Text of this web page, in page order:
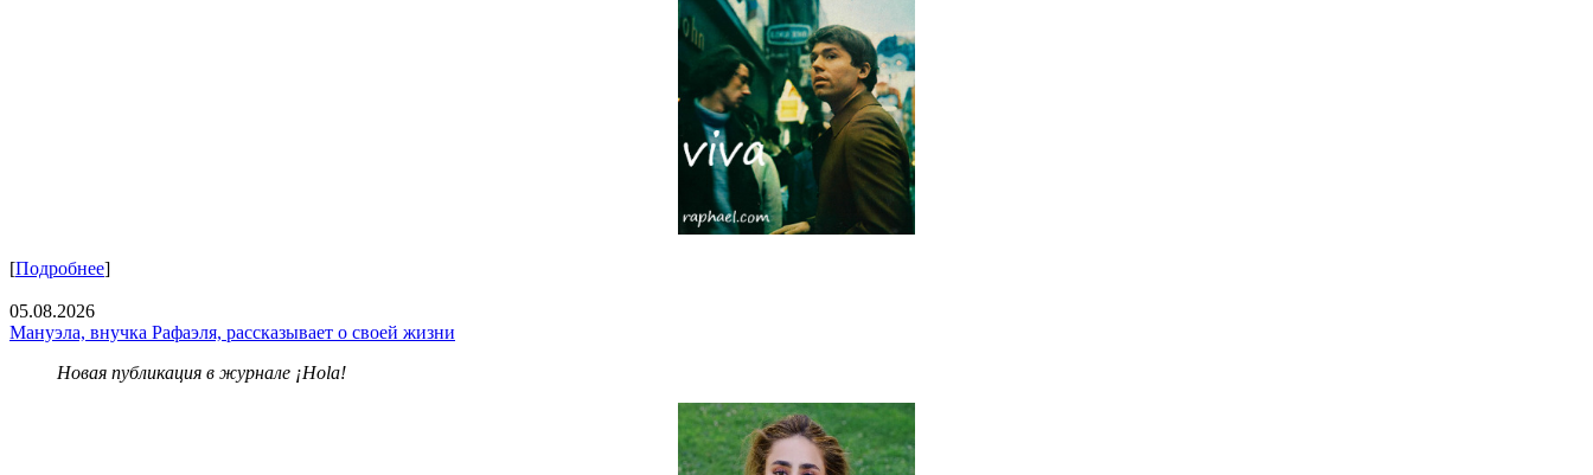
[Подробнее]
05.08.2026
Мануэла, внучка Рафаэля, рассказывает о своей жизни
Новая публикация в журнале ¡Hola!